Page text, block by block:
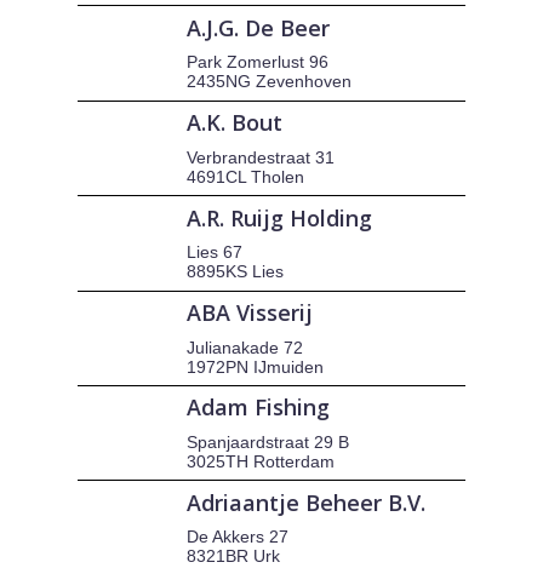
A.J.G. De Beer
Park Zomerlust 96
2435NG Zevenhoven
A.K. Bout
Verbrandestraat 31
4691CL Tholen
A.R. Ruijg Holding
Lies 67
8895KS Lies
ABA Visserij
Julianakade 72
1972PN IJmuiden
Adam Fishing
Spanjaardstraat 29 B
3025TH Rotterdam
Adriaantje Beheer B.V.
De Akkers 27
8321BR Urk